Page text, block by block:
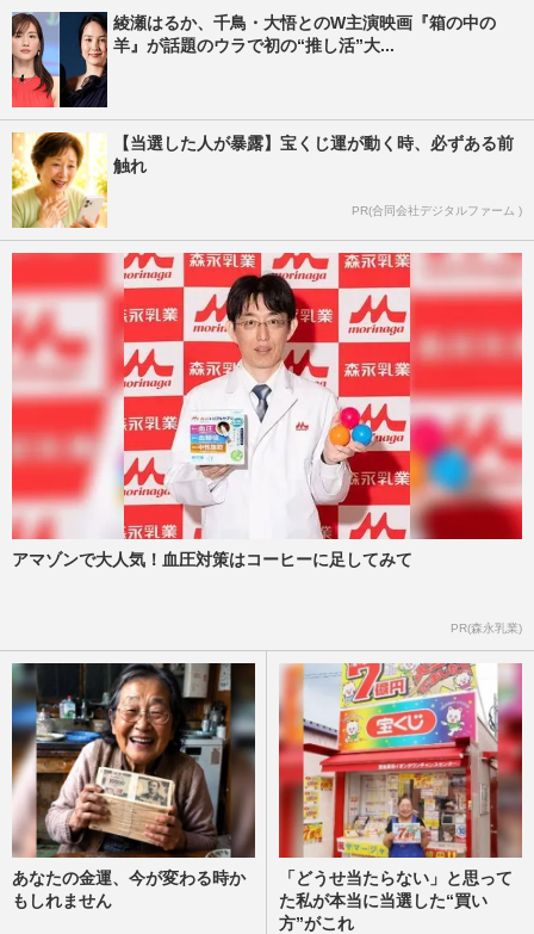
綾瀬はるか、千鳥・大悟とのW主演映画『箱の中の
羊』が話題のウラで初の“推し活”大...
【当選した人が暴露】宝くじ運が動く時、必ずある前
触れ
PR(合同会社デジタルファーム )
アマゾンで大人気！血圧対策はコーヒーに足してみて
PR(森永乳業)
あなたの金運、今が変わる時か
もしれません
「どうせ当たらない」と思って
た私が本当に当選した“買い
方”がこれ